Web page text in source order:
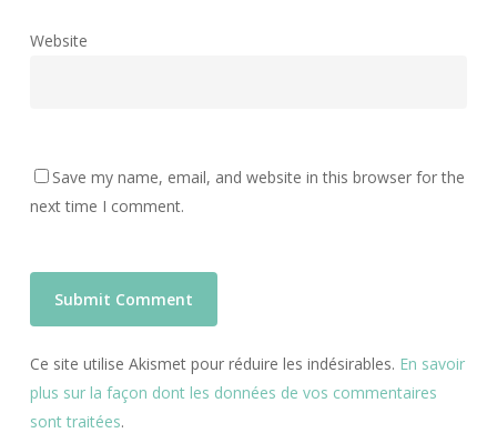
Website
Save my name, email, and website in this browser for the
next time I comment.
Ce site utilise Akismet pour réduire les indésirables. En savoir
plus sur la façon dont les données de vos commentaires
sont traitées.